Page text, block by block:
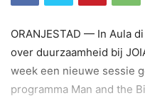
ORANJESTAD — In Aula
over duurzaamheid bij
week een nieuwe sessie
programma Man and the